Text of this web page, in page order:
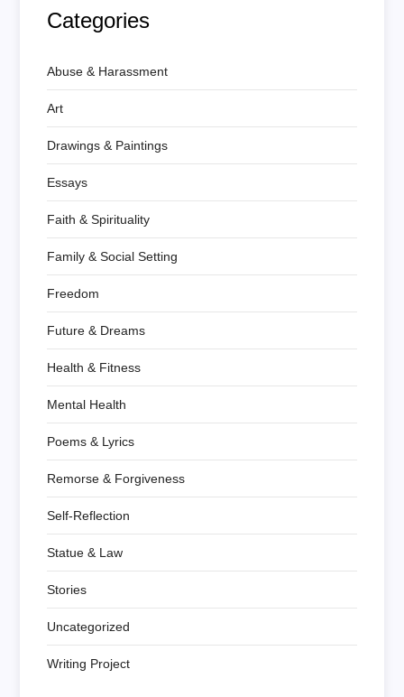
Categories
Abuse & Harassment
Art
Drawings & Paintings
Essays
Faith & Spirituality
Family & Social Setting
Freedom
Future & Dreams
Health & Fitness
Mental Health
Poems & Lyrics
Remorse & Forgiveness
Self-Reflection
Statue & Law
Stories
Uncategorized
Writing Project